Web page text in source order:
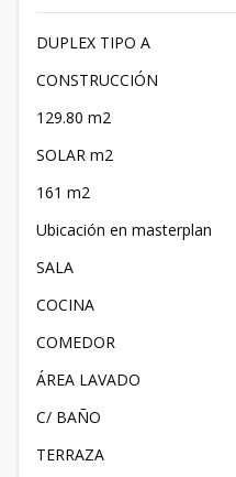
DUPLEX TIPO A
CONSTRUCCIÓN
129.80 m2
SOLAR m2
161 m2
Ubicación en masterplan
SALA
COCINA
COMEDOR
ÁREA LAVADO
C/ BAÑO
TERRAZA